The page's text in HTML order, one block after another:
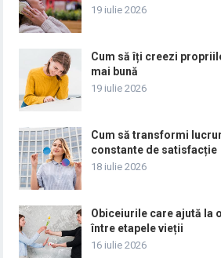
19 iulie 2026
Cum să îți creezi
mai bună
19 iulie 2026
Cum să transformi
constante de satisfacție
18 iulie 2026
Obiceiurile care ajută la
între etapele vieții
16 iulie 2026